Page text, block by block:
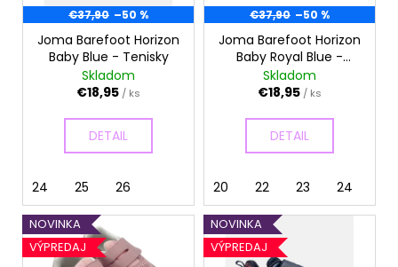
u
r €37,90 –50 %
Joma Barefoot Horizon
Baby Blue - Tenisky
Skladom
€18,95 / ks
DETAIL
24 25 26
€37,90 –50 %
Joma Barefoot Horizon
Baby Royal Blue -
Tenisky
Skladom
€18,95 / ks
DETAIL
20 22 23 24
NOVINKA
VÝPREDAJ
NOVINKA
VÝPREDAJ
á
HĽADAŤ